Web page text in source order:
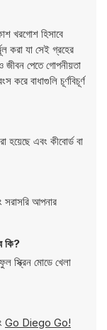
খরগোশ হিসাবে
করা যা সেই গ্রহের
জীবন পেতে গোপনীয়তা
বাধাগুলি চূর্ণবিচূর্ণ
এবং কীবোর্ড বা
আপনার
কি?
মোডে খেলা
Go Diego Go!